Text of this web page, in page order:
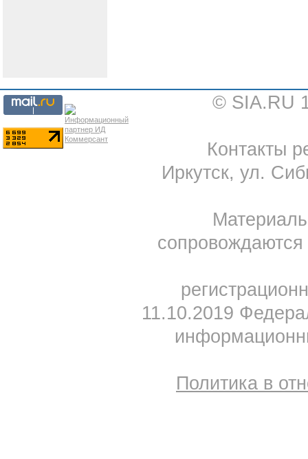
© SIA.RU
Контакты
Иркутск, ул.
11.10.2019
Политика в